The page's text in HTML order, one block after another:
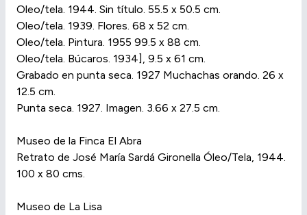
Oleo/tela. 1944. Sin título. 55.5 x 50.5 cm.
Oleo/tela. 1939. Flores. 68 x 52 cm.
Oleo/tela. Pintura. 1955 99.5 x 88 cm.
Oleo/tela. Búcaros. 1934], 9.5 x 61 cm.
Grabado en punta seca. 1927 Muchachas orando. 26 x
12.5 cm.
Punta seca. 1927. Imagen. 3.66 x 27.5 cm.
Museo de la Finca El Abra
Retrato de José María Sardá Gironella Óleo/Tela, 1944.
100 x 80 cms.
Museo de La Lisa